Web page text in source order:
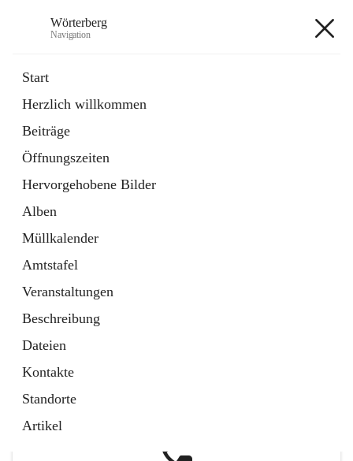
Wörterberg
Navigation
Start
Herzlich willkommen
Beiträge
Öffnungszeiten
Hervorgehobene Bilder
Alben
Müllkalender
Amtstafel
Veranstaltungen
Beschreibung
Dateien
Kontakte
Standorte
Artikel
5 Schnellzugriffe
Bürgerservice
9 Schnellzugriffe